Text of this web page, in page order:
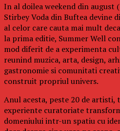
In al doilea weekend din august
Stirbey Voda din Buftea devine
al celor care cauta mai mult
la prima editie, Summer Well
mod diferit de a experimenta
reunind muzica, arta, design,
gastronomie si comunitati
construit propriul univers.
Anul acesta, peste 20 de artisti,
experiente curatoriate
domeniului intr-un spatiu cu